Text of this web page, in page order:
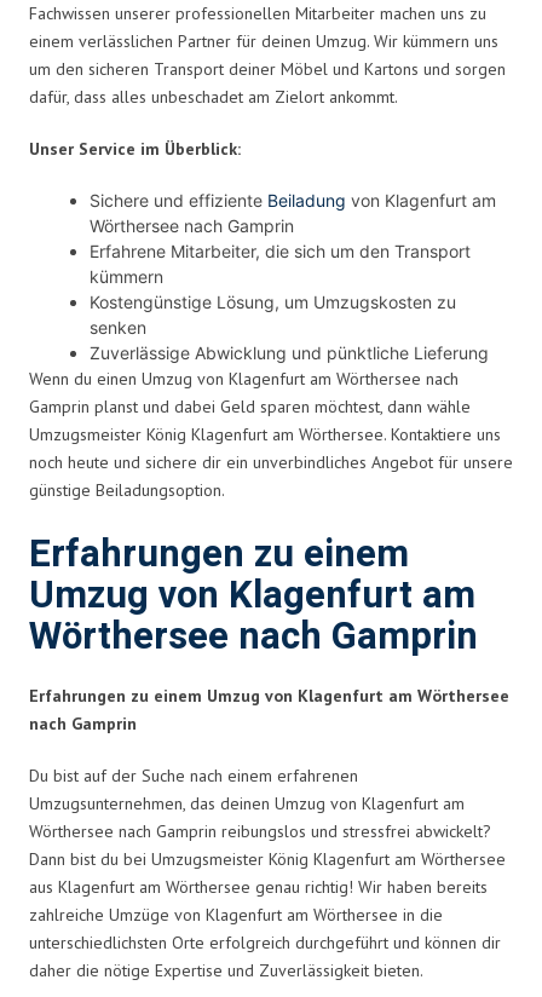
Fachwissen unserer professionellen Mitarbeiter machen uns zu
einem verlässlichen Partner für deinen Umzug. Wir kümmern uns
um den sicheren Transport deiner Möbel und Kartons und sorgen
dafür, dass alles unbeschadet am Zielort ankommt.
Unser Service im Überblick:
Sichere und effiziente Beiladung von Klagenfurt am
Wörthersee nach Gamprin
Erfahrene Mitarbeiter, die sich um den Transport
kümmern
Kostengünstige Lösung, um Umzugskosten zu
senken
Zuverlässige Abwicklung und pünktliche Lieferung
Wenn du einen Umzug von Klagenfurt am Wörthersee nach
Gamprin planst und dabei Geld sparen möchtest, dann wähle
Umzugsmeister König Klagenfurt am Wörthersee. Kontaktiere uns
noch heute und sichere dir ein unverbindliches Angebot für unsere
günstige Beiladungsoption.
Erfahrungen zu einem
Umzug von Klagenfurt am
Wörthersee nach Gamprin
Erfahrungen zu einem Umzug von Klagenfurt am Wörthersee
nach Gamprin
Du bist auf der Suche nach einem erfahrenen
Umzugsunternehmen, das deinen Umzug von Klagenfurt am
Wörthersee nach Gamprin reibungslos und stressfrei abwickelt?
Dann bist du bei Umzugsmeister König Klagenfurt am Wörthersee
aus Klagenfurt am Wörthersee genau richtig! Wir haben bereits
zahlreiche Umzüge von Klagenfurt am Wörthersee in die
unterschiedlichsten Orte erfolgreich durchgeführt und können dir
daher die nötige Expertise und Zuverlässigkeit bieten.